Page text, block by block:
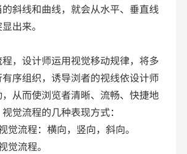
斜线和曲线，就会从水平、垂直线
出来。
设计师运用视觉移动规律，将多
序组织，诱导浏者的视线依设计师
从而使浏览者清晰、流畅、快捷地
觉流程的几种表现方式：
流程：横向，竖向，斜向。
流程。